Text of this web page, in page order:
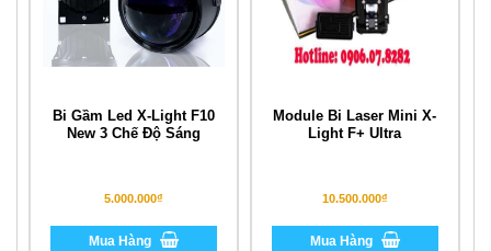
Bi Gầm Led X-Light F10
New 3 Chế Độ Sáng
5.000.000₫
Mua Hàng
Module Bi Laser Mini X-
Light F+ Ultra
10.500.000₫
Mua Hàng